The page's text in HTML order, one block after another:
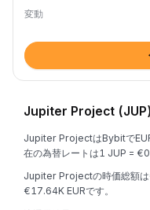
変動
Jupiter Project
Jupiter ProjectはBybitで
在の為替レートは1 JUP =
Jupiter Projectの時価総額
€17.64K EURです。